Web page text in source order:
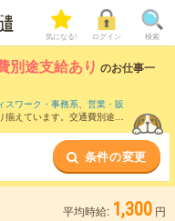
気になる! ログイン 検索
別途支給あり のお仕事一
スワーク・事務系、 営業・販
揃えています。交通費別途支
条件の変更
平均時給: 1,300 円